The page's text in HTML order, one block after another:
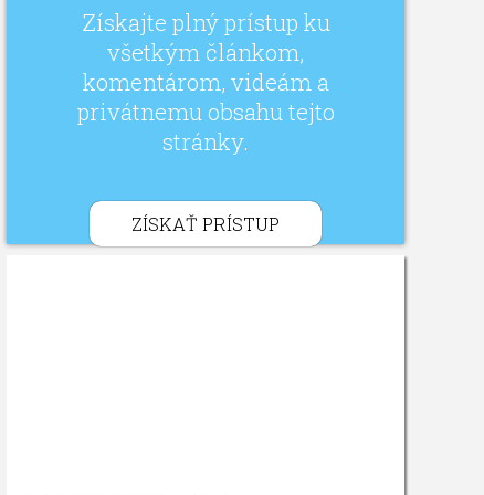
Získajte plný prístup ku
všetkým článkom,
komentárom, videám a
privátnemu obsahu tejto
stránky.
ZÍSKAŤ PRÍSTUP